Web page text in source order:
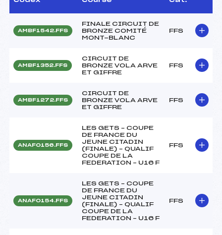
AMBF1542.FFS
FINALE CIRCUIT DE
BRONZE COMITÉ
MONT-BLANC
FFS
AMBF1352.FFS
CIRCUIT DE
BRONZE VOLA ARVE
ET GIFFRE
FFS
AMBF1272.FFS
CIRCUIT DE
BRONZE VOLA ARVE
ET GIFFRE
FFS
ANAF0156.FFS
LES GETS – COUPE
DE FRANCE DU
JEUNE CITADIN
(FINALE) – QUALIF
COUPE DE LA
FEDERATION – U16 F
FFS
ANAF0154.FFS
LES GETS – COUPE
DE FRANCE DU
JEUNE CITADIN
(FINALE) – QUALIF
COUPE DE LA
FEDERATION – U16 F
FFS